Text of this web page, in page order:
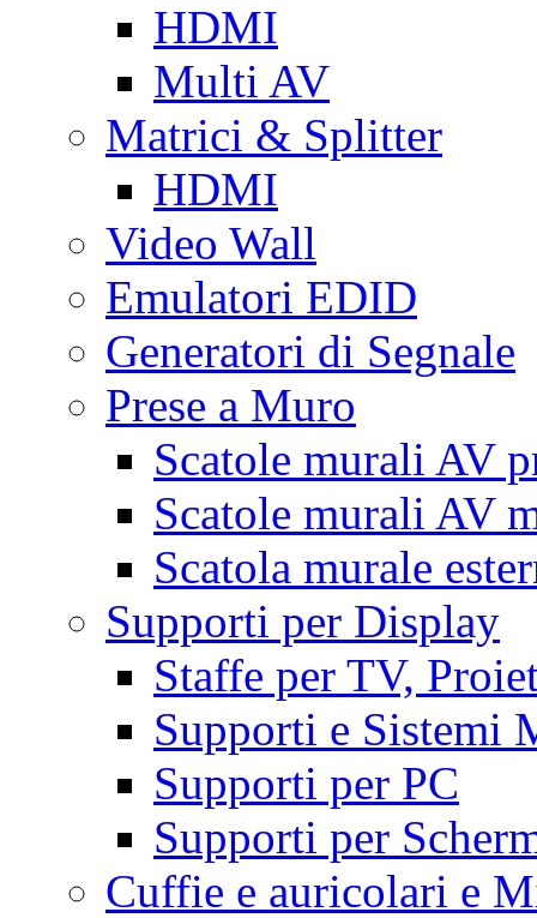
HDMI
Multi AV
Matrici & Splitter
HDMI
Video Wall
Emulatori EDID
Generatori di Segnale
Prese a Muro
Scatole murali AV
Scatole murali AV
Scatola murale
Supporti per Display
Staffe per TV,
Supporti e Sistemi
Supporti per PC
Supporti per
Cuffie e auricolari e